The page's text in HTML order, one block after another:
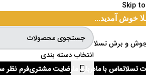
Skip
خوش آمدید...
انتخاب دسته بندی
تسلاتماس با مادرباره ما رضایت مشتریفرم نظر